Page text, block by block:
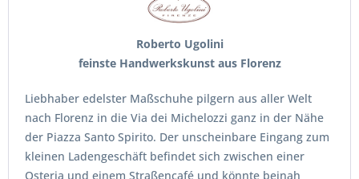
Roberto Ugolini
feinste Handwerkskunst aus Florenz
Liebhaber edelster Maßschuhe pilgern aus aller Welt
nach Florenz in die Via dei Michelozzi ganz in der Nähe
der Piazza Santo Spirito. Der unscheinbare Eingang zum
kleinen Ladengeschäft befindet sich zwischen einer
Osteria und einem Straßencafé und könnte beinah